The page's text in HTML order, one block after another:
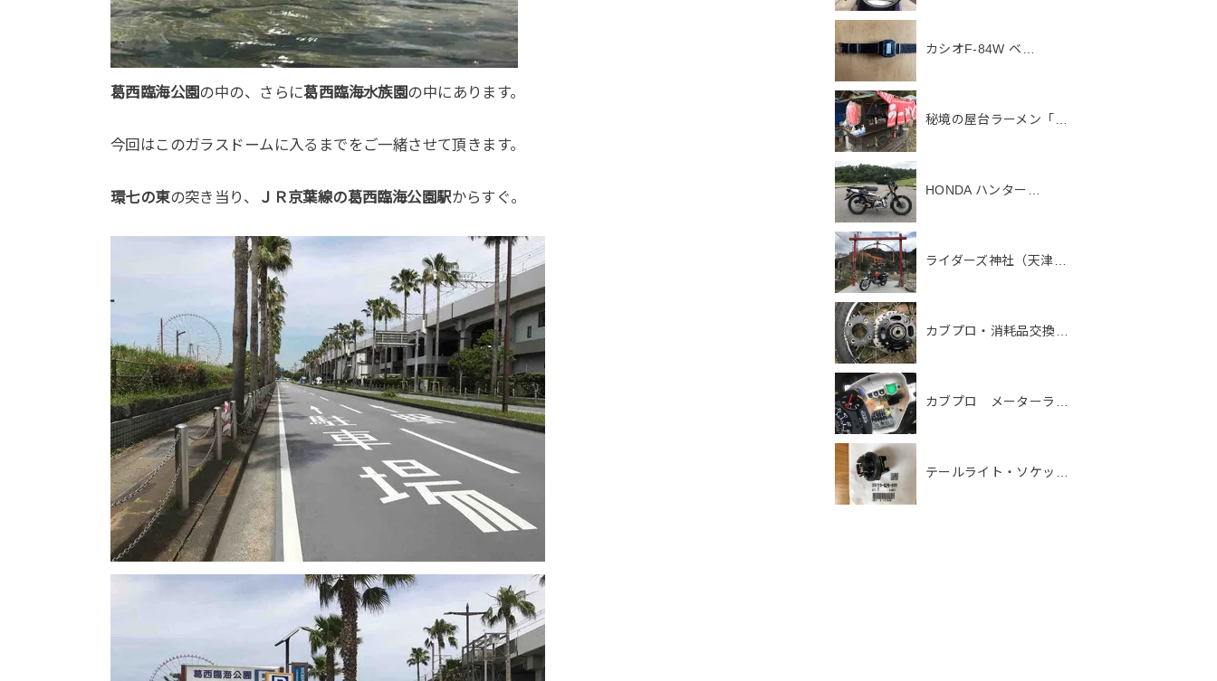
葛西臨海公園の中の、さらに葛西臨海水族園の中にあります。
今回はこのガラスドームに入るまでをご一緒させて頂きます。
環七の東の突き当り、 ＪＲ京葉線の葛西臨海公園駅からすぐ。
カシオF-84W ベ…
秘境の屋台ラーメン「…
HONDA ハンター…
ライダーズ神社（天津…
カブプロ・消耗品交換…
カブプロ メーターラ…
テールライト・ソケッ…